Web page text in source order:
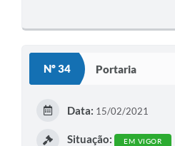
Nº 34 Portaria
Data: 15/02/2021
Situação: EM VIGOR